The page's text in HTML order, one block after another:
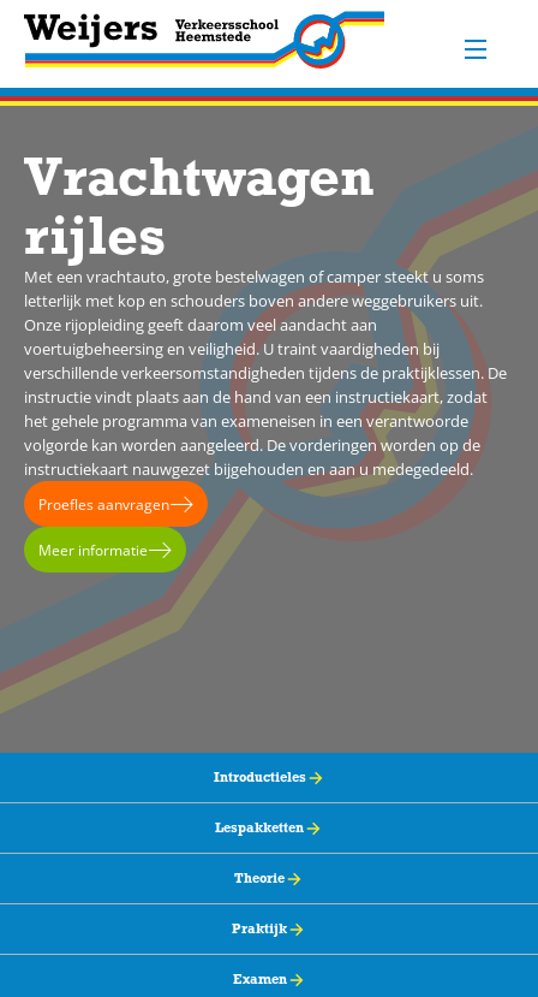
Vrachtwagen
rijles
Met een vrachtauto, grote bestelwagen of camper steekt u soms
letterlijk met kop en schouders boven andere weggebruikers uit.
Onze rijopleiding geeft daarom veel aandacht aan
voertuigbeheersing en veiligheid. U traint vaardigheden bij
verschillende verkeersomstandigheden tijdens de praktijklessen. De
instructie vindt plaats aan de hand van een instructiekaart, zodat
het gehele programma van exameneisen in een verantwoorde
volgorde kan worden aangeleerd. De vorderingen worden op de
instructiekaart nauwgezet bijgehouden en aan u medegedeeld.
Proefles aanvragen
Meer informatie
Introductieles
Lespakketten
Theorie
Praktijk
Examen